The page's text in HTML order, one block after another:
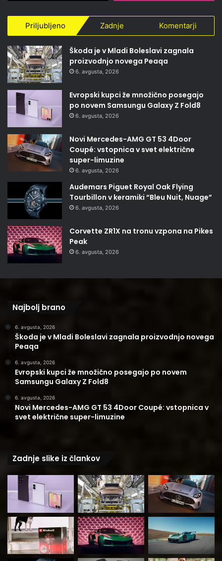
Priljubljeno Zadnje Komentarji
Škoda je v Mladi Boleslavi zagnala
proizvodnjo novega Peaqa
6. avgusta, 2026
Evropski kupci že množično posegajo
po novem Samsungu Galaxy Z Fold8
6. avgusta, 2026
Novi Mercedes-AMG GT 53 4Door
Coupé: vstopnica v svet električne
super-limuzine
6. avgusta, 2026
Audemars Piguet Royal Oak Flying
Tourbillon v keramiki “Bleu Nuit, Nuage”
6. avgusta, 2026
Corvette ZR1X na tronu vzpona na Pikes
Peak
6. avgusta, 2026
Najbolj brano
6. avgusta, 2026
Škoda je v Mladi Boleslavi zagnala proizvodnjo novega
Peaqa
6. avgusta, 2026
Evropski kupci že množično posegajo po novem
Samsungu Galaxy Z Fold8
6. avgusta, 2026
Novi Mercedes-AMG GT 53 4Door Coupé: vstopnica v
svet električne super-limuzine
Zadnje slike iz člankov